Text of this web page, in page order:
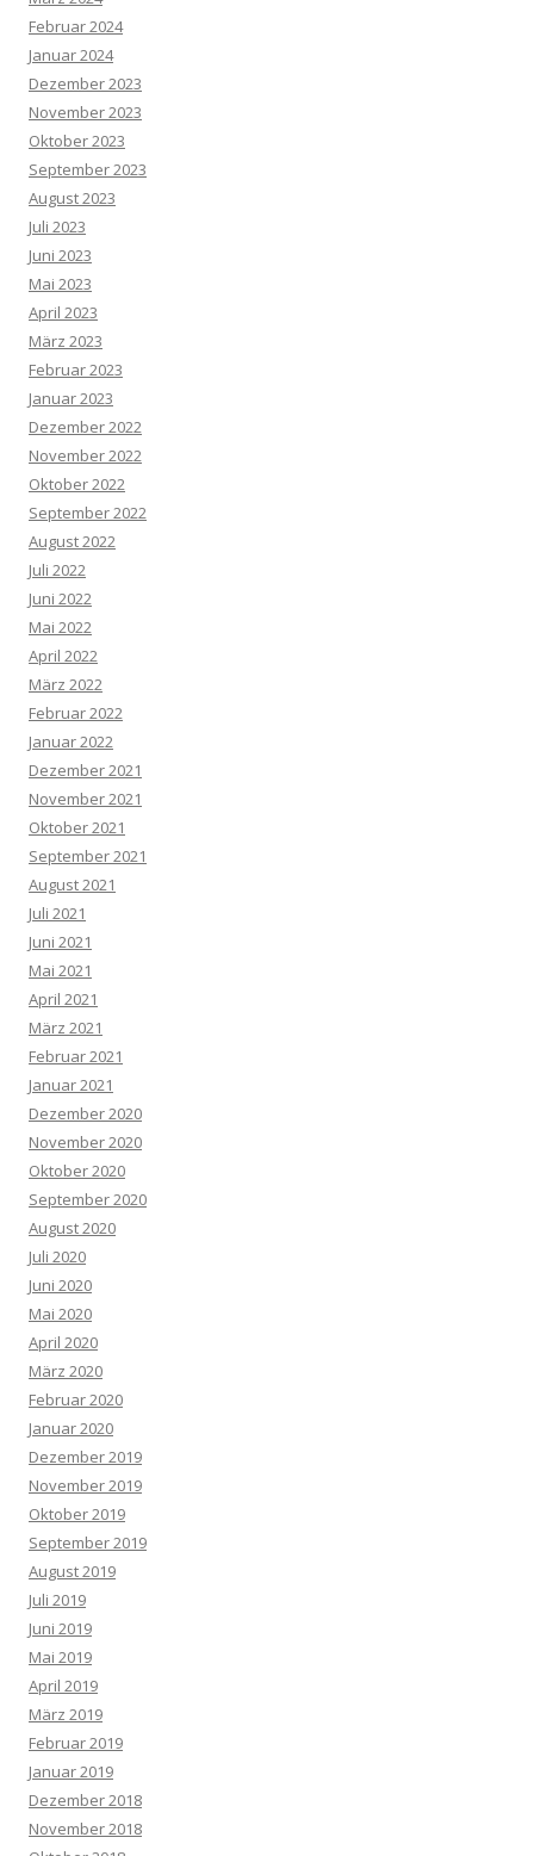
Februar 2024
Januar 2024
Dezember 2023
November 2023
Oktober 2023
September 2023
August 2023
Juli 2023
Juni 2023
Mai 2023
April 2023
März 2023
Februar 2023
Januar 2023
Dezember 2022
November 2022
Oktober 2022
September 2022
August 2022
Juli 2022
Juni 2022
Mai 2022
April 2022
März 2022
Februar 2022
Januar 2022
Dezember 2021
November 2021
Oktober 2021
September 2021
August 2021
Juli 2021
Juni 2021
Mai 2021
April 2021
März 2021
Februar 2021
Januar 2021
Dezember 2020
November 2020
Oktober 2020
September 2020
August 2020
Juli 2020
Juni 2020
Mai 2020
April 2020
März 2020
Februar 2020
Januar 2020
Dezember 2019
November 2019
Oktober 2019
September 2019
August 2019
Juli 2019
Juni 2019
Mai 2019
April 2019
März 2019
Februar 2019
Januar 2019
Dezember 2018
November 2018